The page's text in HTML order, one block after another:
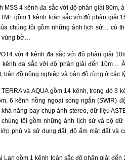
MSS 4 kênh đa sắc với độ phân giải 80m,
gồm 1 kênh toàn sắc với độ phân giải
chúng tôi gồm những ảnh lịch sử… có
vùng bờ…
với 4 kênh đa sắc với độ phân giải
đa sắc với độ phân giải đến 10m…
bản đồ nông nghiệp và bản đồ rừng ở các
và AQUA gồm 14 kênh, trong đó 3
6 kênh hồng ngoại sóng ngắn (SWIR)
năng bay chụp ảnh stereo, dữ liệu
tôi gồm những ảnh lịch sử và bộ dữ
phủ và sử dụng đất, độ ẩm mặt đất và
Lan gồm 1 kênh toàn sắc độ phân giải đến